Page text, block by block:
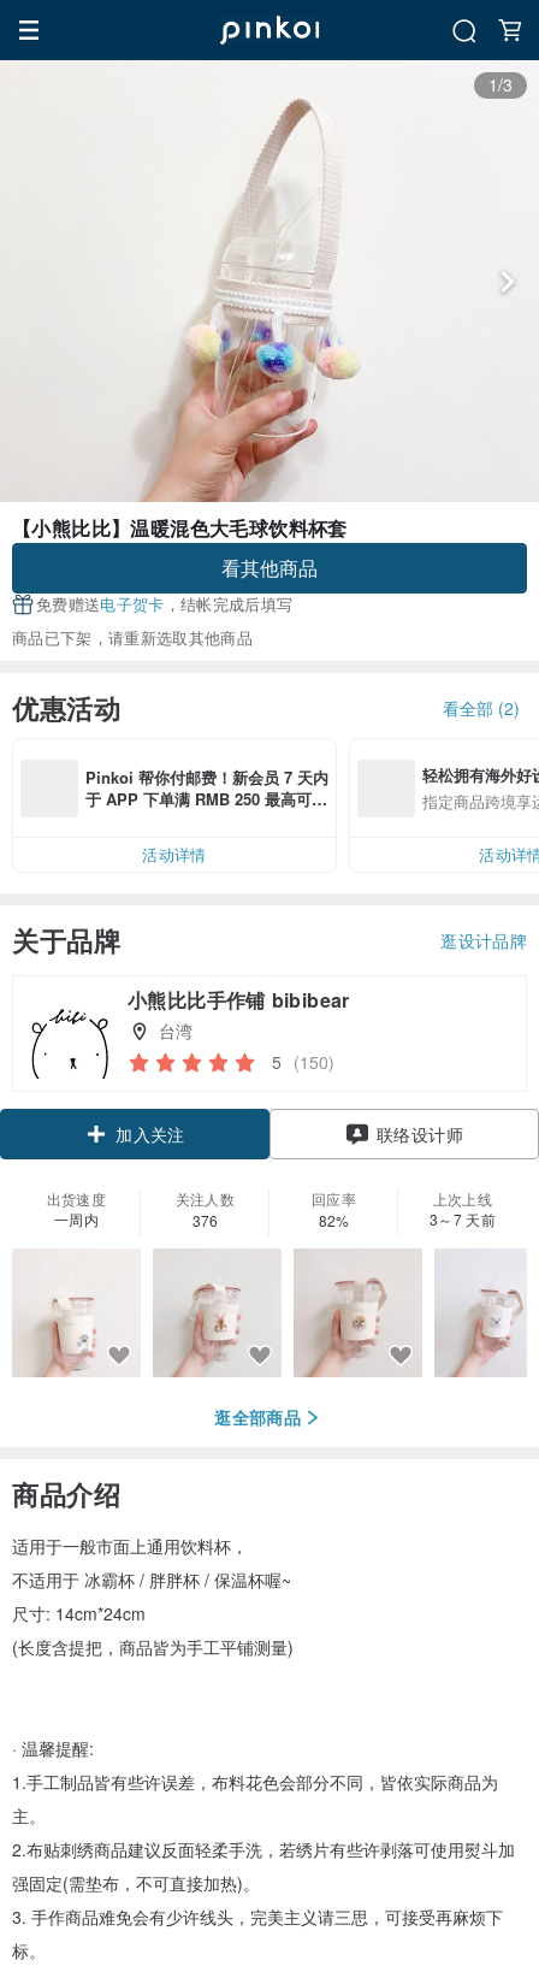
1/3
【小熊比比】温暖混色大毛球饮料杯套
看其他商品
免费赠送电子贺卡 ，结帐完成后填写
商品已下架，请重新选取其他商品
优惠活动 看全部 (2)
Pinkoi 帮你付邮费！新会员 7 天内
于 APP 下单满 RMB 250 最高可折
活动详情
轻松拥有海外好
指定商品跨境享
活动详
关于品牌 逛设计品牌
小熊比比手作铺 bibibear
台湾
5 (150)
加入关注 联络设计师
出货速度
一周内
关注人数
376
回应率
82%
上次上线
3～7 天前
逛全部商品
商品介绍
适用于一般市面上通用饮料杯，
不适用于 冰霸杯 / 胖胖杯 / 保温杯喔~
尺寸: 14cm*24cm
(长度含提把，商品皆为手工平铺测量)
· 温馨提醒:
1.手工制品皆有些许误差，布料花色会部分不同，皆依实际商品为
主。
2.布贴刺绣商品建议反面轻柔手洗，若绣片有些许剥落可使用熨斗加
强固定(需垫布，不可直接加热)。
3. 手作商品难免会有少许线头，完美主义请三思，可接受再麻烦下
标。